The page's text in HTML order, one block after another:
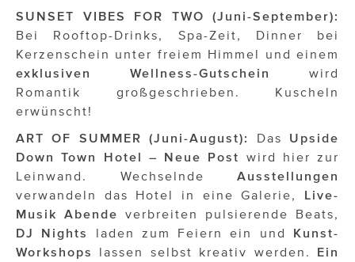
SUNSET VIBES FOR TWO (Juni-September):
Bei Rooftop-Drinks, Spa-Zeit, Dinner bei
Kerzenschein unter freiem Himmel und einem
exklusiven Wellness-Gutschein
wird
Romantik großgeschrieben. Kuscheln
erwünscht!
ART OF SUMMER (Juni-August):
Das Upside
Down Town Hotel – Neue Post
wird hier zur
Leinwand. Wechselnde Ausstellungen
verwandeln das Hotel in eine Galerie, Live-
Musik Abende
verbreiten pulsierende Beats,
DJ Nights
laden zum Feiern ein und Kunst-
Workshops
lassen selbst kreativ werden. Ein